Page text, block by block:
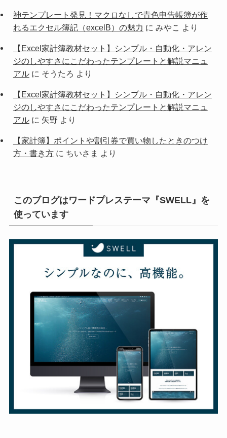
神テンプレート発見！マクロなしで青色申告帳簿が作
れるエクセル簿記（excelB）の魅力 に みやこ より
【Excel家計簿教材セット】シンプル・自動化・アレン
ジのしやすさにこだわったテンプレートと解説マニュ
アルに そうたろ より
【Excel家計簿教材セット】シンプル・自動化・アレン
ジのしやすさにこだわったテンプレートと解説マニュ
アルに 矢野 より
【家計簿】ポイントや割引券で買い物したときのつけ
方・書き方に ちいさま より
このブログはワードプレステーマ『SWELL』を
使っています